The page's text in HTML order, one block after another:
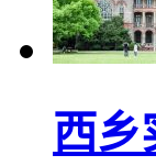
西乡